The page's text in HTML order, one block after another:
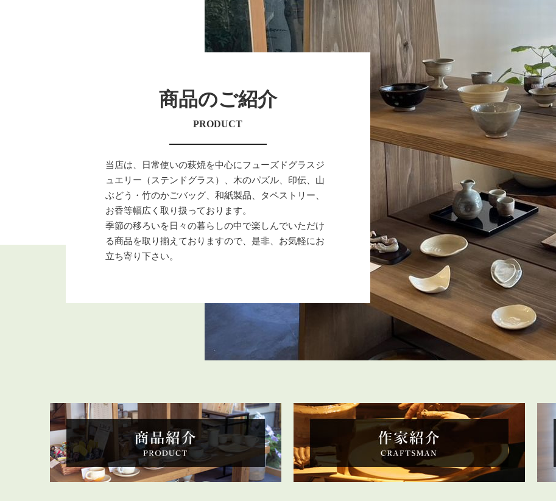
商品のご紹介
PRODUCT
当店は、日常使いの萩焼を中心にフューズドグラスジ
ュエリー（ステンドグラス）、木のパズル、印伝、山
ぶどう・竹のかごバッグ、和紙製品、タペストリー、
お香等幅広く取り扱っております。
季節の移ろいを日々の暮らしの中で楽しんでいただけ
る商品を取り揃えておりますので、是非、お気軽にお
立ち寄り下さい。